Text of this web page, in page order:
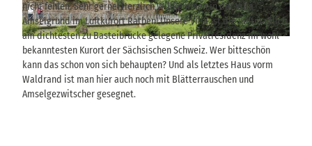
nicht fehlen. Sehr gerne! Herzlich Willkommen in der Villa
Amselgrund im Luftkurort Rathen! Unsere Villa ist die mutmaßlich
am dichtesten zu Basteibrücke gelegene Privatresidenz im wohl
bekanntesten Kurort der Sächsischen Schweiz. Wer bitteschön
kann das schon von sich behaupten? Und als letztes Haus vorm
Waldrand ist man hier auch noch mit Blätterrauschen und
Amselgezwitscher gesegnet.